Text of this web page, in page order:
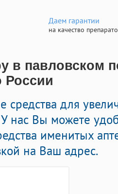
Даем гарантии
на качество
в павловском
России
средства для
У нас Вы можете
именитых
на Ваш адрес.